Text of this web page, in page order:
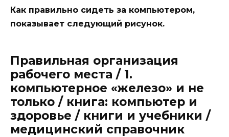
Как правильно сидеть за компьютером,
показывает следующий рисунок.
Правильная организация
рабочего места / 1.
компьютерное «железо» и не
только / книга: компьютер и
здоровье / книги и учебники /
медицинский справочник